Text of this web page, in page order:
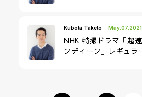
Kubota Taketo May.07.2021
NHK 特撮ドラマ「超
ンディーン」レギュラ